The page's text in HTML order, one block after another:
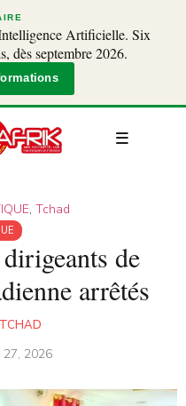
Artificielle. Six
dès septembre 2026.
, Tchad
de
arrêtés
TCHAD
27, 2026